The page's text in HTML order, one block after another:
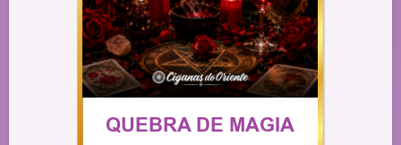
QUEBRA DE MAGIA